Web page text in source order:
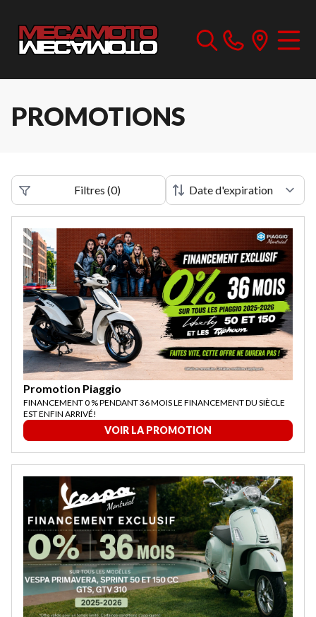
PROMOTIONS
Filtres (0)
Promotion Piaggio
FINANCEMENT 0 % PENDANT 36 MOIS LE FINANCEMENT DU SIÈCLE
EST ENFIN ARRIVÉ!
VOIR LA PROMOTION